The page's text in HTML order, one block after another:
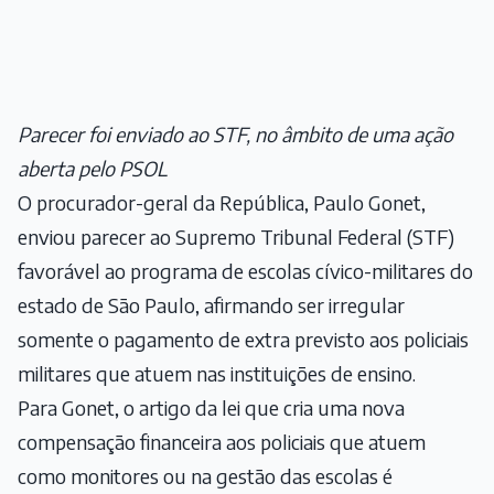
Parecer foi enviado ao STF, no âmbito de uma ação
aberta pelo PSOL
O procurador-geral da República, Paulo Gonet,
enviou parecer ao Supremo Tribunal Federal (STF)
favorável ao programa de escolas cívico-militares do
estado de São Paulo, afirmando ser irregular
somente o pagamento de extra previsto aos policiais
militares que atuem nas instituições de ensino.
Para Gonet, o artigo da lei que cria uma nova
compensação financeira aos policiais que atuem
como monitores ou na gestão das escolas é